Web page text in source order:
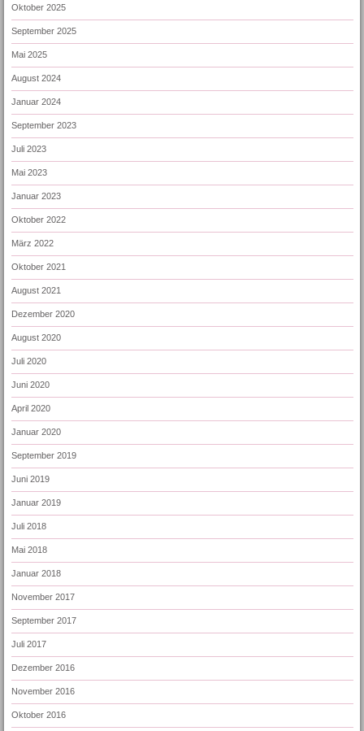
Oktober 2025
September 2025
Mai 2025
August 2024
Januar 2024
September 2023
Juli 2023
Mai 2023
Januar 2023
Oktober 2022
März 2022
Oktober 2021
August 2021
Dezember 2020
August 2020
Juli 2020
Juni 2020
April 2020
Januar 2020
September 2019
Juni 2019
Januar 2019
Juli 2018
Mai 2018
Januar 2018
November 2017
September 2017
Juli 2017
Dezember 2016
November 2016
Oktober 2016